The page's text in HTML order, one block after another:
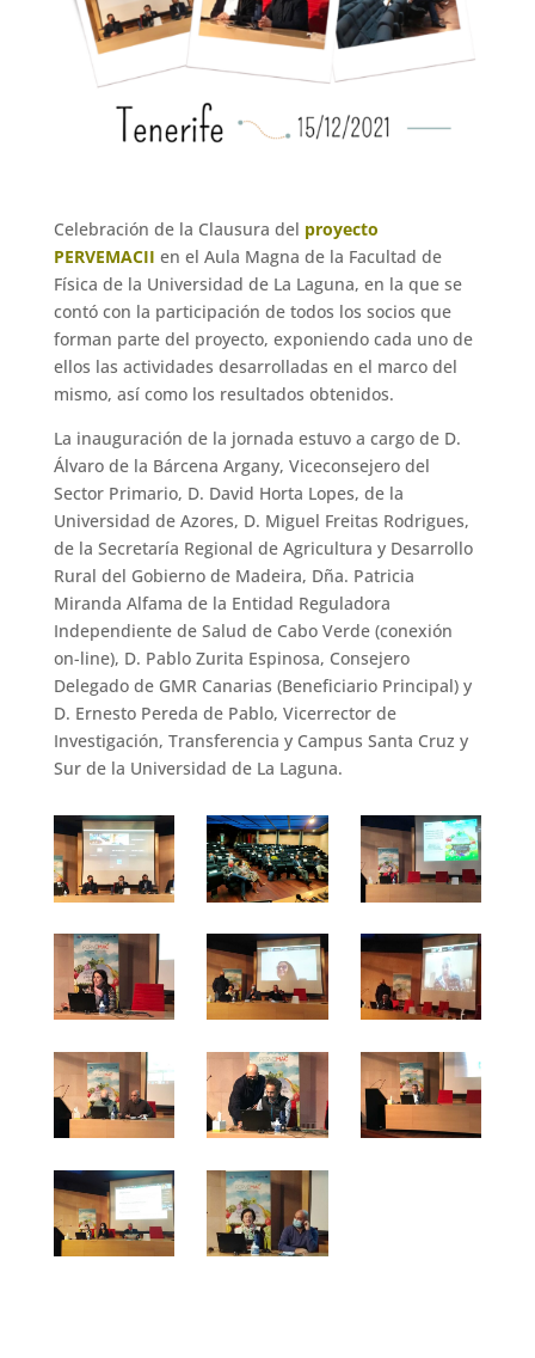
Celebración de la Clausura del proyecto
PERVEMACII en el Aula Magna de la Facultad de
Física de la Universidad de La Laguna, en la que se
contó con la participación de todos los socios que
forman parte del proyecto, exponiendo cada uno de
ellos las actividades desarrolladas en el marco del
mismo, así como los resultados obtenidos.
La inauguración de la jornada estuvo a cargo de D.
Álvaro de la Bárcena Argany, Viceconsejero del
Sector Primario, D. David Horta Lopes, de la
Universidad de Azores, D. Miguel Freitas Rodrigues,
de la Secretaría Regional de Agricultura y Desarrollo
Rural del Gobierno de Madeira, Dña. Patricia
Miranda Alfama de la Entidad Reguladora
Independiente de Salud de Cabo Verde (conexión
on-line), D. Pablo Zurita Espinosa, Consejero
Delegado de GMR Canarias (Beneficiario Principal) y
D. Ernesto Pereda de Pablo, Vicerrector de
Investigación, Transferencia y Campus Santa Cruz y
Sur de la Universidad de La Laguna.